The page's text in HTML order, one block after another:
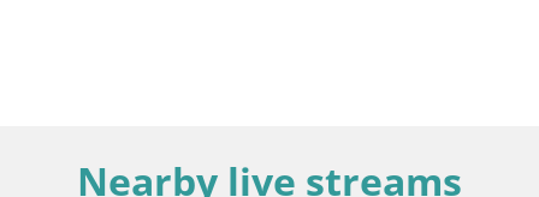
Nearby live streams